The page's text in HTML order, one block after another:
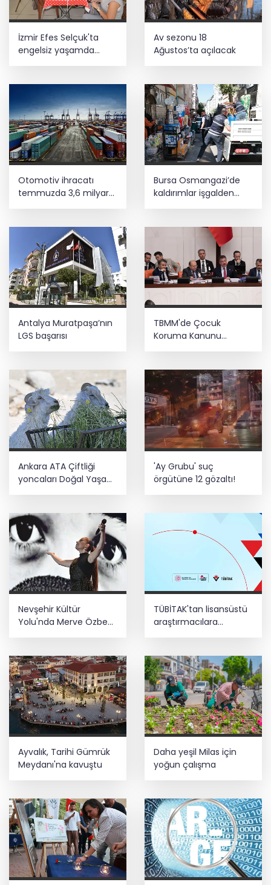
İzmir Efes Selçuk'ta
engelsiz yaşamda
Av sezonu 18
Ağustos’ta açılacak
Otomotiv ihracatı
temmuzda 3,6 milyar
Bursa Osmangazi’de
kaldırımlar işgalden
Antalya Muratpaşa’nın
LGS başarısı
TBMM'de Çocuk
Koruma Kanunu
teklifinin ilk görüşmeleri
Ankara ATA Çiftliği
yoncaları Doğal Yaşam
'Ay Grubu' suç
örgütüne 12 gözaltı!
Nevşehir Kültür
Yolu'nda Merve Özbey
TÜBİTAK'tan lisansüstü
araştırmacılara
Ayvalık, Tarihi Gümrük
Meydanı'na kavuştu
Daha yeşil Milas için
yoğun çalışma